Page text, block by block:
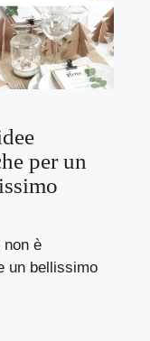
per un
non è
un bellissimo